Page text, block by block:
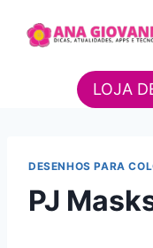
para
LOJA
DESENHOS PARA
PJ